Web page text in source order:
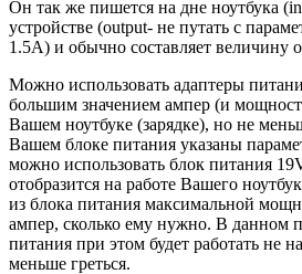
Он так же пишется на дне ноутбука
устройстве (output- не путать с
1.5A) и обычно составляет величину
Можно использовать адаптеры
большим значением ампер (и
Вашем ноутбуке (зарядке), но не
Вашем блоке питания указаны
можно использовать блок питания
отобразится на работе Вашего
из блока питания максимальной
ампер, сколько ему нужно. В данном
питания при этом будет работать не
меньше греться.